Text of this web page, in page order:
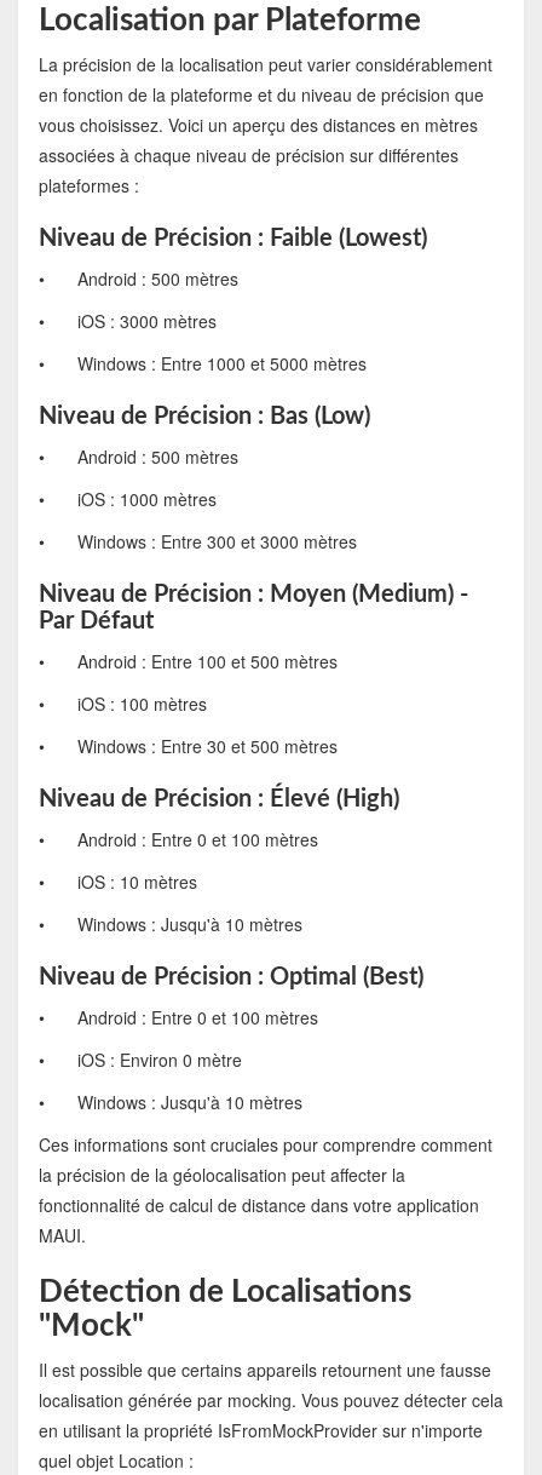
Localisation par Plateforme
La précision de la localisation peut varier considérablement
en fonction de la plateforme et du niveau de précision que
vous choisissez. Voici un aperçu des distances en mètres
associées à chaque niveau de précision sur différentes
plateformes :
Niveau de Précision : Faible (Lowest)
•
Android : 500 mètres
•
iOS : 3000 mètres
•
Windows : Entre 1000 et 5000 mètres
Niveau de Précision : Bas (Low)
•
Android : 500 mètres
•
iOS : 1000 mètres
•
Windows : Entre 300 et 3000 mètres
Niveau de Précision : Moyen (Medium) -
Par Défaut
•
Android : Entre 100 et 500 mètres
•
iOS : 100 mètres
•
Windows : Entre 30 et 500 mètres
Niveau de Précision : Élevé (High)
•
Android : Entre 0 et 100 mètres
•
iOS : 10 mètres
•
Windows : Jusqu'à 10 mètres
Niveau de Précision : Optimal (Best)
•
Android : Entre 0 et 100 mètres
•
iOS : Environ 0 mètre
•
Windows : Jusqu'à 10 mètres
Ces informations sont cruciales pour comprendre comment
la précision de la géolocalisation peut affecter la
fonctionnalité de calcul de distance dans votre application
MAUI.
Détection de Localisations
"Mock"
Il est possible que certains appareils retournent une fausse
localisation générée par mocking. Vous pouvez détecter cela
en utilisant la propriété IsFromMockProvider sur n'importe
quel objet Location :